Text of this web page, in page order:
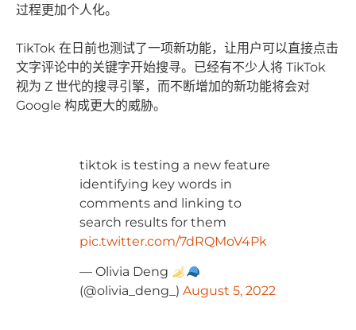
过程更加个人化。
TikTok 在日前也测试了一项新功能，让用户可以直接点击
文字评论中的关键字开始搜寻。已经有不少人将 TikTok
视为 Z 世代的搜寻引擎，而不断增加的新功能将会对
Google 构成更大的威胁。
tiktok is testing a new feature
identifying key words in
comments and linking to
search results for them
pic.twitter.com/7dRQMoV4Pk
— Olivia Deng
(@olivia_deng_) August 5, 2022